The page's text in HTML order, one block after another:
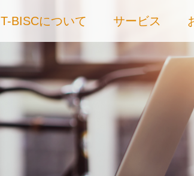
T-BISCについて サービス